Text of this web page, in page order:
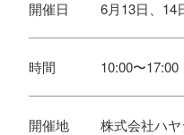
開催日 6月13日、14
時間 10:00〜17:00
開催地
株式会社ハ